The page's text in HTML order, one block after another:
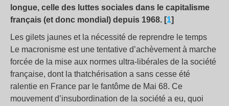
longue, celle des luttes sociales dans le capitalisme
français (et donc mondial) depuis 1968. [1]
Les gilets jaunes et la nécessité de reprendre le temps
Le macronisme est une tentative d’achèvement à marche
forcée de la mise aux normes ultra-libérales de la société
française, dont la thatchérisation a sans cesse été
ralentie en France par le fantôme de Mai 68. Ce
mouvement d’insubordination de la société a eu, quoi